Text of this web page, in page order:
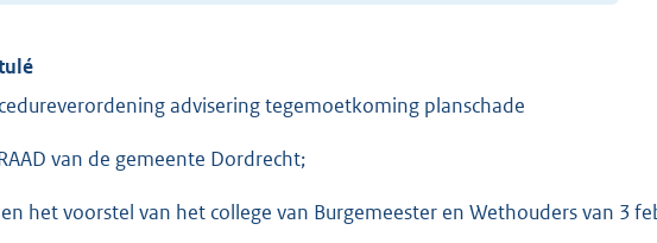
advisering tegemoetkoming planschade
van de gemeente Dordrecht;
het voorstel van het college van Burgemeester en Wethouders van 3